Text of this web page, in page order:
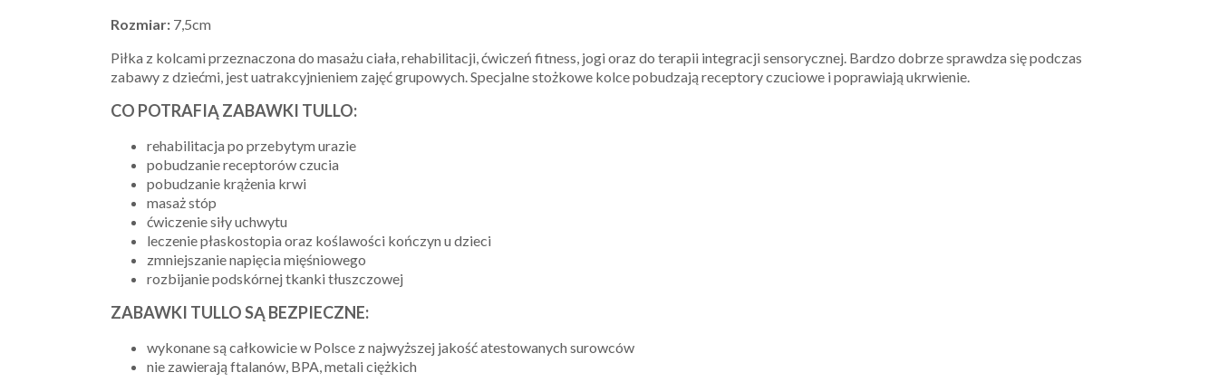
Rozmiar: 7,5cm
Piłka z kolcami przeznaczona do masażu ciała, rehabilitacji, ćwiczeń fitness, jogi oraz do terapii integracji sensorycznej. Bardzo dobrze sprawdza się podczas
zabawy z dziećmi, jest uatrakcyjnieniem zajęć grupowych. Specjalne stożkowe kolce pobudzają receptory czuciowe i poprawiają ukrwienie.
CO POTRAFIĄ ZABAWKI TULLO:
rehabilitacja po przebytym urazie
pobudzanie receptorów czucia
pobudzanie krążenia krwi
masaż stóp
ćwiczenie siły uchwytu
leczenie płaskostopia oraz koślawości kończyn u dzieci
zmniejszanie napięcia mięśniowego
rozbijanie podskórnej tkanki tłuszczowej
ZABAWKI TULLO SĄ BEZPIECZNE:
wykonane są całkowicie w Polsce z najwyższej jakość atestowanych surowców
nie zawierają ftalanów, BPA, metali ciężkich